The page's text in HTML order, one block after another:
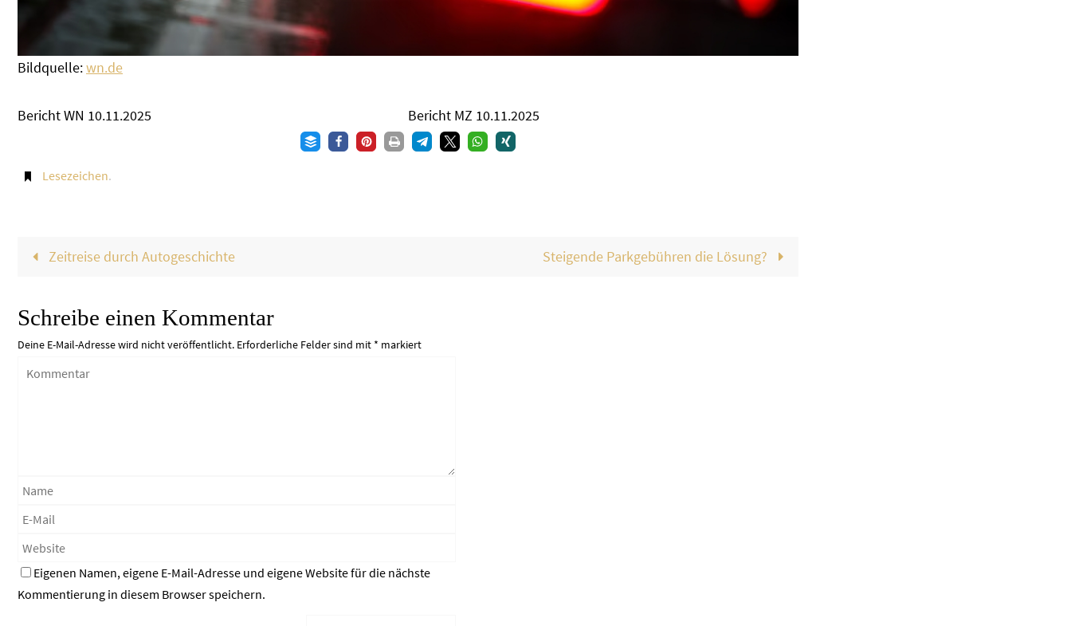
Bildquelle:wn.de
Bericht WN 10.11.2025 Bericht MZ 10.11.2025
Lesezeichen.
Zeitreise durch Autogeschichte Steigende Parkgebühren die Lösung?
Schreibe einen Kommentar
Deine E-Mail-Adresse wird nicht veröffentlicht. Erforderliche Felder sind mit * markiert
Eigenen Namen, eigene E-Mail-Adresse und eigene Website für die nächste
Kommentierung in diesem Browser speichern.